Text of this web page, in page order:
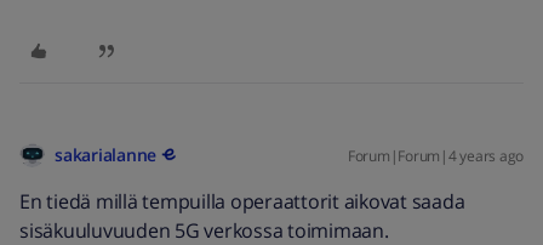
sakarialanne Forum|Forum|4 years ago
En tiedä millä tempuilla operaattorit aikovat saada
sisäkuuluvuuden 5G verkossa toimimaan.